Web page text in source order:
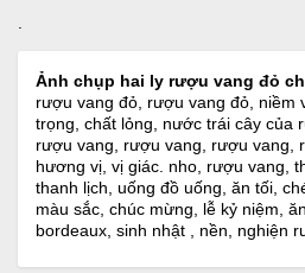
Ảnh chụp hai ly rượu vang đỏ
rượu vang đỏ, rượu vang đỏ, niềm
trọng, chất lỏng, nước trái cây của
rượu vang, rượu vang, rượu vang,
hương vị, vị giác. nho, rượu vang,
thanh lịch, uống đồ uống, ăn tối,
màu sắc, chúc mừng, lễ kỷ niệm,
bordeaux, sinh nhật , nền, nghiện